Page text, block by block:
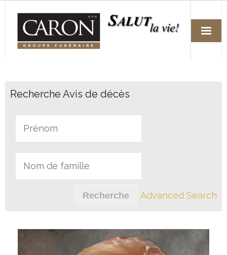
Services
Avis de décès
Liens utiles
Recherche Avis de décès
Advanced Search